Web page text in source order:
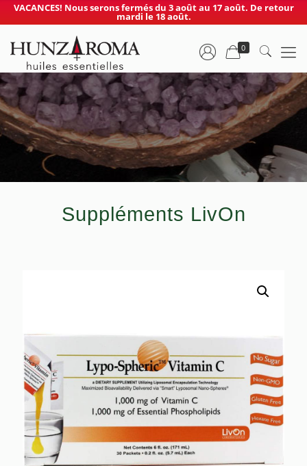
VACANCES! Nous serons fermés du 3 août au 17 août. De retour
mardi le 18 août.
0
Suppléments LivOn